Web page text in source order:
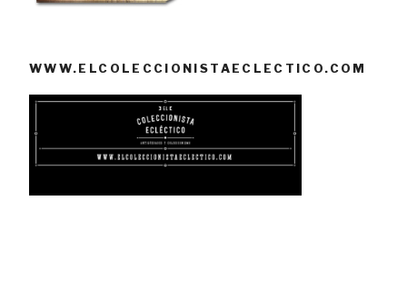
WWW.ELCOLECCIONISTAECLECTICO.COM